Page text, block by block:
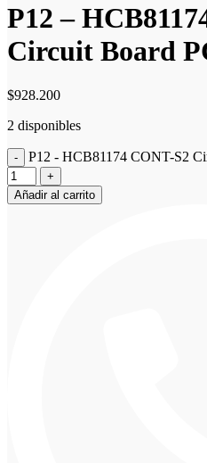
P12 –
Circuit Board
$928.200
2 disponibles
P12 - HCB81174 CONT-S2
Añadir al carrito